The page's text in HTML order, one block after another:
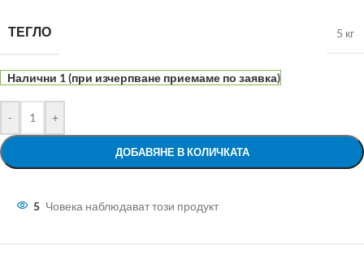
ТЕГЛО 5 кг
Налични 1 (при изчерпване приемаме по заявка)
- +
ДОБАВЯНЕ В КОЛИЧКАТА
5 Човека наблюдават този продукт